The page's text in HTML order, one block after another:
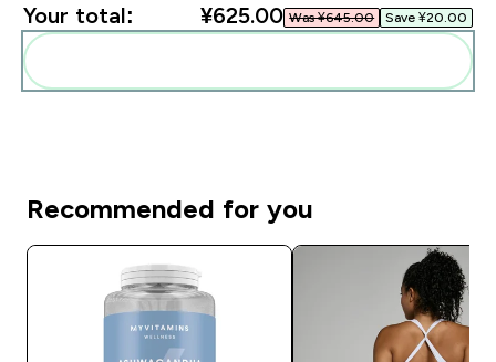
Your total: ¥625.00‎ Was ¥645.00‎ Save ¥20.00‎
Recommended for you